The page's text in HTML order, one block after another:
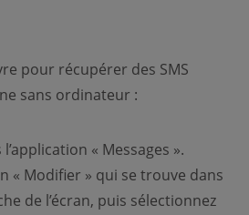
pour récupérer des SMS
sans ordinateur :
« Messages ».
« Modifier » qui se trouve dans
de l’écran, puis sélectionnez